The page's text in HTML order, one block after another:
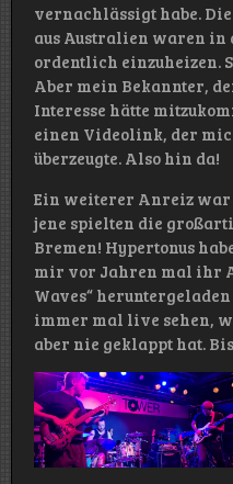
vernachlässigt habe.
aus Australien waren in
ordentlich einzuheizen.
Aber mein Bekannter,
Interesse hätte
einen Videolink, der
überzeugte. Also hin da!
Ein weiterer Anreiz war
jene spielten die
Bremen! Hypertonus
mir vor Jahren mal ihr
Waves“
immer mal live sehen,
aber nie geklappt hat.